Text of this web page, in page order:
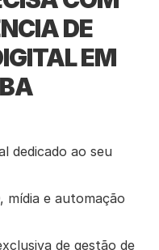
DE
EM
dedicado ao seu
mídia e automação
de gestão de